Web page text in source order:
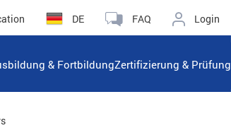
DE FAQ Login
& FortbildungZertifizierung & Prüfung